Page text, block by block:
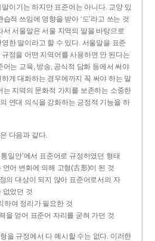
말이기는 하지만 표준어는 아니다. 교양 있
적 쓰임에 영향을 받아 ‘도’라고 쓰는 것
서 서울말은 서울 지역의 말을 바탕으로
한 말이라고 할 수 있다. 서울말을 표준
정을 어떤 지역어를 사용하면 안 된다는
어는 교육, 방송, 공식적 담화 등에서 써야
게 대화하는 경우에까지 꼭 써야 하는 말
는 지역의 문화적 가치를 보존하는 소중한
연대 의식을 강화하는 긍정적 기능을 하
다음과 같다.
일안’에서 표준어로 규정하였던 형태
어 변화에 의해 고형(古形)이 된 것
의 대상이 되지 않아 표준어로서의 자
없었던 것
하여 정리가 필요한 것
을 얻어 표준어 자리를 굳혀 가던 것
을 규정에서 다 예시할 수는 없다. 이러한